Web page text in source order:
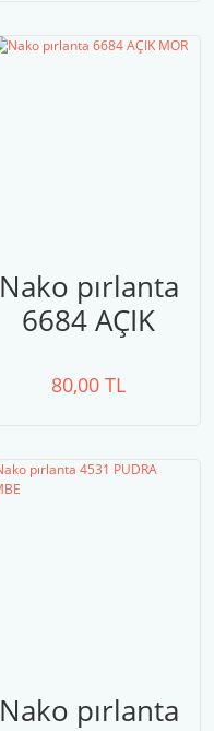
Nako pırlanta
6684 AÇIK
80,00 TL
Nako pırlanta